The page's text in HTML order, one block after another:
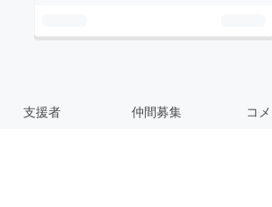
支援者 仲間募集 コ